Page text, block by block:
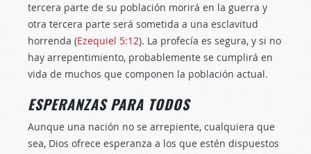
tercera parte de su población morirá en la guerra y
otra tercera parte será sometida a una esclavitud
horrenda (Ezequiel 5:12). La profecía es segura, y si no
hay arrepentimiento, probablemente se cumplirá en
vida de muchos que componen la población actual.
ESPERANZAS PARA TODOS
Aunque una nación no se arrepiente, cualquiera que
sea, Dios ofrece esperanza a los que estén dispuestos